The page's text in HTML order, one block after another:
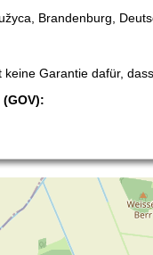
Brandenburg,
Garantie dafür,